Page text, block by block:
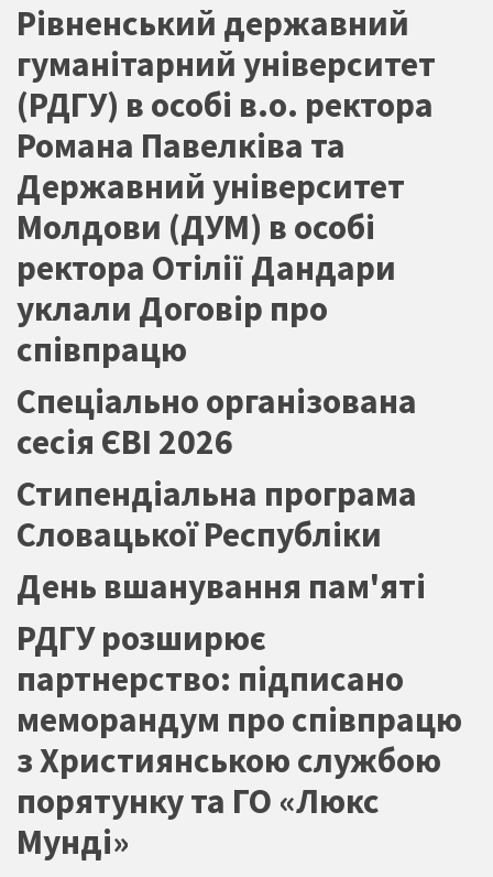
Рівненський державний
гуманітарний університет
(РДГУ) в особі в.о. ректора
Романа Павелківа та
Державний університет
Молдови (ДУМ) в особі
ректора Отілії Дандари
уклали Договір про
співпрацю
Спеціально організована
сесія ЄВІ 2026
Стипендіальна програма
Словацької Республіки
День вшанування пам'яті
РДГУ розширює
партнерство: підписано
меморандум про співпрацю
з Християнською службою
порятунку та ГО «Люкс
Мунді»